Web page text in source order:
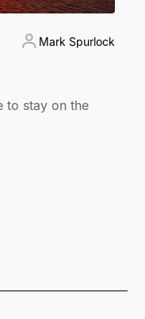
Mark Spurlock
to stay on the